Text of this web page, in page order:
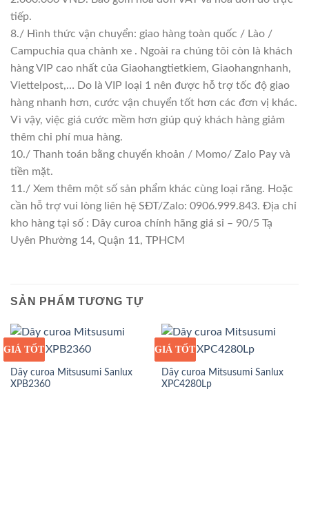
tiếp.
8./ Hình thức vận chuyển: giao hàng toàn quốc / Lào /
Campuchia qua chành xe . Ngoài ra chúng tôi còn là khách
hàng VIP cao nhất của Giaohangtietkiem, Giaohangnhanh,
Viettelpost,… Do là VIP loại 1 nên được hỗ trợ tốc độ giao
hàng nhanh hơn, cước vận chuyển tốt hơn các đơn vị khác.
Vì vậy, việc giá cước mềm hơn giúp quý khách hàng giảm
thêm chi phí mua hàng.
10./ Thanh toán bằng chuyển khoản / Momo/ Zalo Pay và
tiền mặt.
11./ Xem thêm một số sản phẩm khác cùng loại răng. Hoặc
cần hỗ trợ vui lòng liên hệ SĐT/Zalo: 0906.999.843. Địa chỉ
kho hàng tại số : Dây curoa chính hãng giá sỉ – 90/5 Tạ
Uyên Phường 14, Quận 11, TPHCM
SẢN PHẨM TƯƠNG TỰ
GIÁ SỈ
GIÁ TỐT
Dây curoa Mitsusumi Sanlux
XPB2360
GIÁ SỈ
GIÁ TỐT
Dây curoa Mitsusumi Sanlux
XPC4280Lp